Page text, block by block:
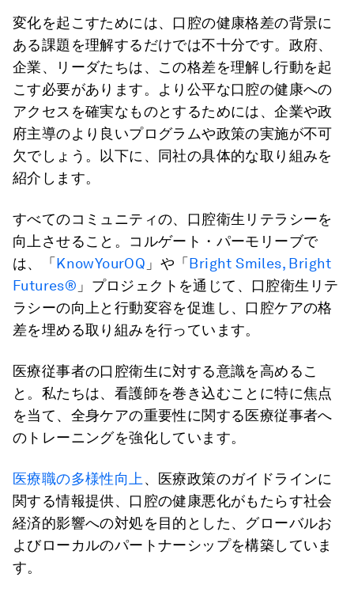
変化を起こすためには、口腔の健康格差の背景に
ある課題を理解するだけでは不十分です。政府、
企業、リーダたちは、この格差を理解し行動を起
こす必要があります。より公平な口腔の健康への
アクセスを確実なものとするためには、企業や政
府主導のより良いプログラムや政策の実施が不可
欠でしょう。以下に、同社の具体的な取り組みを
紹介します。
すべてのコミュニティの、口腔衛生リテラシーを
向上させること。コルゲート・パーモリーブで
は、「 KnowYourOQ 」や「 Bright Smiles, Bright
Futures® 」プロジェクトを通じて、口腔衛生リテ
ラシーの向上と行動変容を促進し、口腔ケアの格
差を埋める取り組みを行っています。
医療従事者の口腔衛生に対する意識を高めるこ
と。私たちは、看護師を巻き込むことに特に焦点
を当て、全身ケアの重要性に関する医療従事者へ
のトレーニングを強化しています。
医療職の多様性向上 、医療政策のガイドラインに
関する情報提供、口腔の健康悪化がもたらす社会
経済的影響への対処を目的とした、グローバルお
よびローカルのパートナーシップを構築していま
す。